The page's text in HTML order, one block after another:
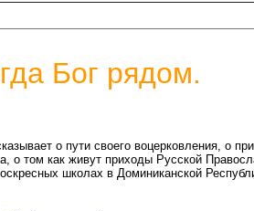
Бог рядом.
о пути своего воцерковления, о
о том как живут приходы Русской
школах в Доминиканской